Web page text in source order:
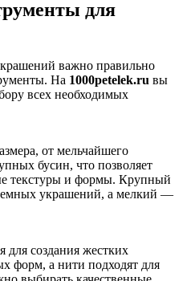
для
важно правильно
На 1000petelek.ru вы
всех необходимых
от мельчайшего
бусин, что позволяет
текстуры и формы. Крупный
украшений, а мелкий —
для создания жестких
форм, а нити подходят для